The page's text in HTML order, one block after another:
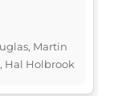
Martin
Hal Holbrook